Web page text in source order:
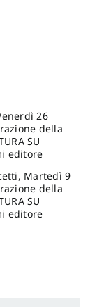
26
della
SU
editore
Martedì 9
della
SU
editore